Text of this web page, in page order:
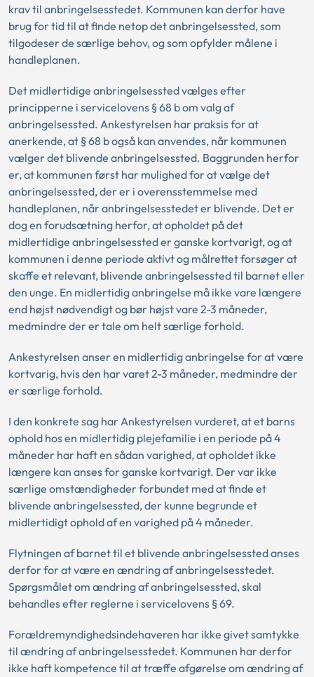
krav til anbringelsesstedet. Kommunen kan derfor have
brug for tid til at finde netop det anbringelsessted, som
tilgodeser de særlige behov, og som opfylder målene i
handleplanen.
Det midlertidige anbringelsessted vælges efter
principperne i servicelovens § 68 b om valg af
anbringelsessted. Ankestyrelsen har praksis for at
anerkende, at § 68 b også kan anvendes, når kommunen
vælger det blivende anbringelsessted. Baggrunden herfor
er, at kommunen først har mulighed for at vælge det
anbringelsessted, der er i overensstemmelse med
handleplanen, når anbringelsesstedet er blivende. Det er
dog en forudsætning herfor, at opholdet på det
midlertidige anbringelsessted er ganske kortvarigt, og at
kommunen i denne periode aktivt og målrettet forsøger at
skaffe et relevant, blivende anbringelsessted til barnet eller
den unge. En midlertidig anbringelse må ikke vare længere
end højst nødvendigt og bør højst vare 2-3 måneder,
medmindre der er tale om helt særlige forhold.
Ankestyrelsen anser en midlertidig anbringelse for at være
kortvarig, hvis den har varet 2-3 måneder, medmindre der
er særlige forhold.
I den konkrete sag har Ankestyrelsen vurderet, at et barns
ophold hos en midlertidig plejefamilie i en periode på 4
måneder har haft en sådan varighed, at opholdet ikke
længere kan anses for ganske kortvarigt. Der var ikke
særlige omstændigheder forbundet med at finde et
blivende anbringelsessted, der kunne begrunde et
midlertidigt ophold af en varighed på 4 måneder.
Flytningen af barnet til et blivende anbringelsessted anses
derfor for at være en ændring af anbringelsesstedet.
Spørgsmålet om ændring af anbringelsessted, skal
behandles efter reglerne i servicelovens § 69.
Forældremyndighedsindehaveren har ikke givet samtykke
til ændring af anbringelsesstedet. Kommunen har derfor
ikke haft kompetence til at træffe afgørelse om ændring af